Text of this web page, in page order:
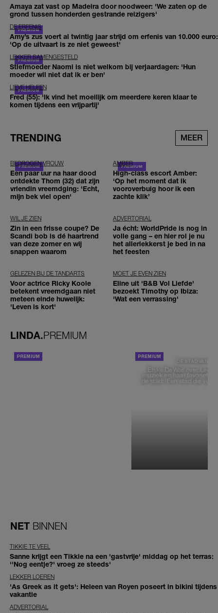
Amaya zat vast op Madeira door noodweer: 'We zaten op de
grond tussen honderden gestrande reizigers'
DE ERFENIS
Amy’s zus voert al twintig jaar strijd om erfenis van 10.000 euro:
'Op de uitvaart is ze niet geweest'
LEKKER SAMENGESTELD
Stiefmoeder Naomi is niet welkom bij verjaardagen: 'Hun
moeder wil niet dat ik er ben'
LIEVE HELEEN
Fred (55): 'Ik vind het moeilijk om meerdere keren klaar te
komen tijdens een vrijpartij'
TRENDING MEER
BEDROGEN VROUW
Een paar uur na haar dood
ontdekte Thom (32) dat zijn
vriendin vreemdging: 'Echt,
mijn bek viel open'
AMBER
High-class escort Amber:
‘Op het moment dat ik
vooroverbuig hoor ik een
zachte klik’
WIL JE ZIEN
Zin in een frisse coupe? De
Scandi bob is dé haartrend
van deze zomer en wij
snappen waarom
ADVERTORIAL
Ja écht: WorldPride is nog in
volle gang – en hier rol je nu
het allerlekkerst je bed in na
het feesten
GELEZEN BIJ DE TANDARTS
Voor actrice Ricky Koole
betekent vreemdgaan niet
meteen einde huwelijk:
'Leven is kort'
MOET JE EVEN ZIEN
Eline uit 'B&B Vol Liefde'
bezoekt Timothy op Ibiza:
'Wat een verrassing'
LINDA.PREMIUM
DE STAD VAN
Elske DeWall over
muziek en haar favoriete
de stad: 'Een stad die
NET BINNEN
TIKKIE TE VEEL
Sanne krijgt een Tikkie na een 'gastvrije' middag op het terras:
''Nog eentje?' vroeg ze steeds'
LEKKER LOEREN
'As Greek as it gets': Heleen van Royen poseert in bikini tijdens
vakantie
ADVERTORIAL